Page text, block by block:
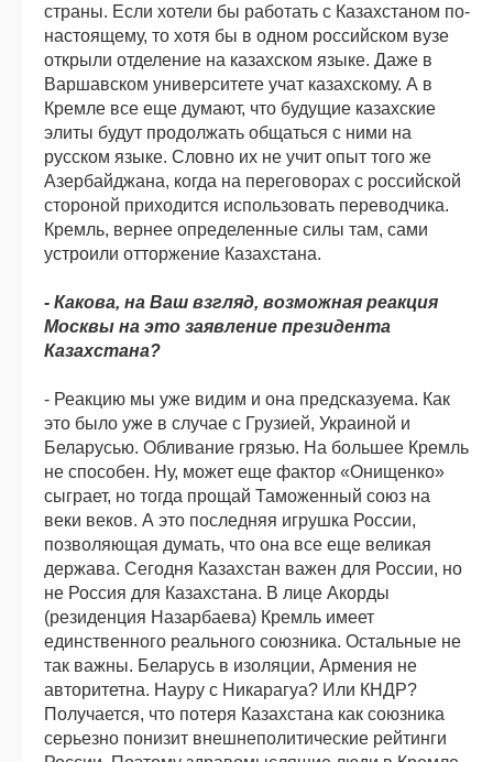
страны. Если хотели бы работать с Казахстаном по-
настоящему, то хотя бы в одном российском вузе
открыли отделение на казахском языке. Даже в
Варшавском университете учат казахскому. А в
Кремле все еще думают, что будущие казахские
элиты будут продолжать общаться с ними на
русском языке. Словно их не учит опыт того же
Азербайджана, когда на переговорах с российской
стороной приходится использовать переводчика.
Кремль, вернее определенные силы там, сами
устроили отторжение Казахстана.
- Какова, на Ваш взгляд, возможная реакция
Москвы на это заявление президента
Казахстана?
- Реакцию мы уже видим и она предсказуема. Как
это было уже в случае с Грузией, Украиной и
Беларусью. Обливание грязью. На большее Кремль
не способен. Ну, может еще фактор «Онищенко»
сыграет, но тогда прощай Таможенный союз на
веки веков. А это последняя игрушка России,
позволяющая думать, что она все еще великая
держава. Сегодня Казахстан важен для России, но
не Россия для Казахстана. В лице Акорды
(резиденция Назарбаева) Кремль имеет
единственного реального союзника. Остальные не
так важны. Беларусь в изоляции, Армения не
авторитетна. Науру с Никарагуа? Или КНДР?
Получается, что потеря Казахстана как союзника
серьезно понизит внешнеполитические рейтинги